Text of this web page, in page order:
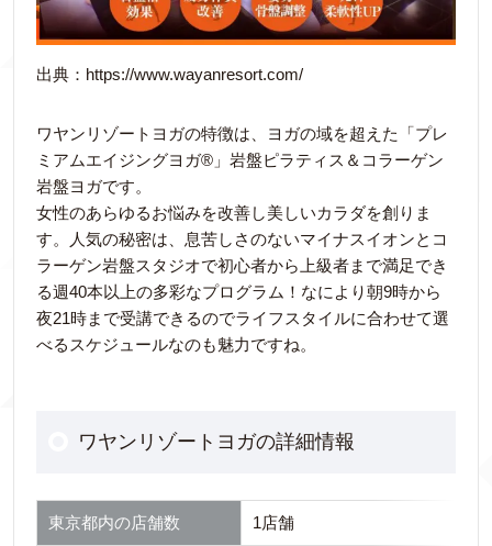
出典：https://www.wayanresort.com/
ワヤンリゾートヨガの特徴は、ヨガの域を超えた「プレ
ミアムエイジングヨガ®」岩盤ピラティス＆コラーゲン
岩盤ヨガです。
女性のあらゆるお悩みを改善し美しいカラダを創りま
す。人気の秘密は、息苦しさのないマイナスイオンとコ
ラーゲン岩盤スタジオで初心者から上級者まで満足でき
る週40本以上の多彩なプログラム！なにより朝9時から
夜21時まで受講できるのでライフスタイルに合わせて選
べるスケジュールなのも魅力ですね。
ワヤンリゾートヨガの詳細情報
東京都内の店舗数 1店舗